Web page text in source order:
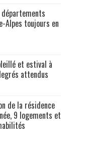
Alpes toujours en
et estival à
attendus
de la résidence
9 logements et